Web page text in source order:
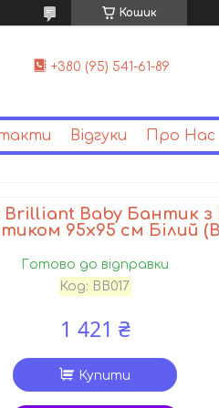
Кошик
+380 (95) 541-61-89
Відгуки Про Нас
Baby Бантик з
95х95 см Білий
Готово до відправки
Код: BB017
1 421 ₴
Купити